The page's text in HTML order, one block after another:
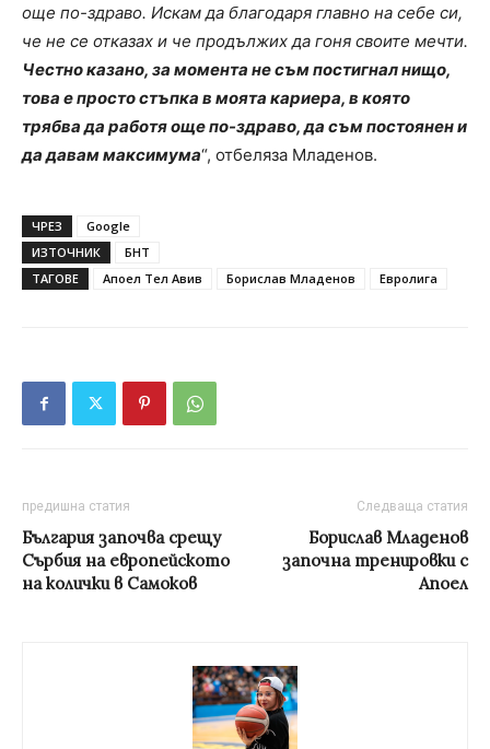
още по-здраво. Искам да благодаря главно на себе си,
че не се отказах и че продължих да гоня своите мечти.
Честно казано, за момента не съм постигнал нищо,
това е просто стъпка в моята кариера, в която
трябва да работя още по-здраво, да съм постоянен и
да давам максимума“, отбеляза Младенов.
ЧРЕЗ
Google
ИЗТОЧНИК
БНТ
ТАГОВЕ
Апоел Тел Авив Борислав Младенов Евролига
предишна статия
България започва срещу
Сърбия на европейското
на колички в Самоков
Следваща статия
Борислав Младенов
започна тренировки с
Апоел